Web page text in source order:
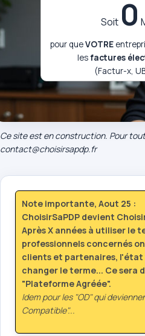
Soit 0
pour queVOTRE
lesfactures
(Factur-x,
Ce site est en construction. Pour
contact@choisirsapdp.fr
Note importante, Aout 25 :
ChoisirSaPDP devient
Après X années à utiliser le
professionnels concernés
clients et partenaires, l'état
changer le terme... Ce sera
"Plateforme Agréée".
Idem pour les "OD" qui
Compatible"...